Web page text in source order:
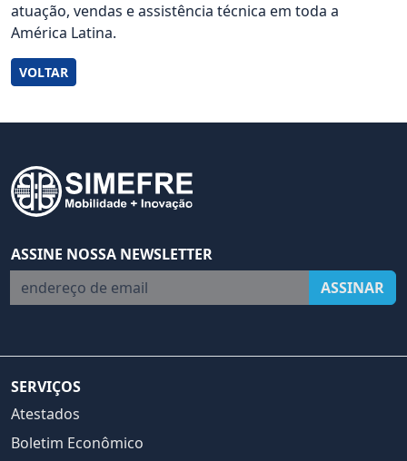
atuação, vendas e assistência técnica em toda a
América Latina.
VOLTAR
ASSINE NOSSA NEWSLETTER
endereço de email
ASSINAR
SERVIÇOS
Atestados
Boletim Econômico